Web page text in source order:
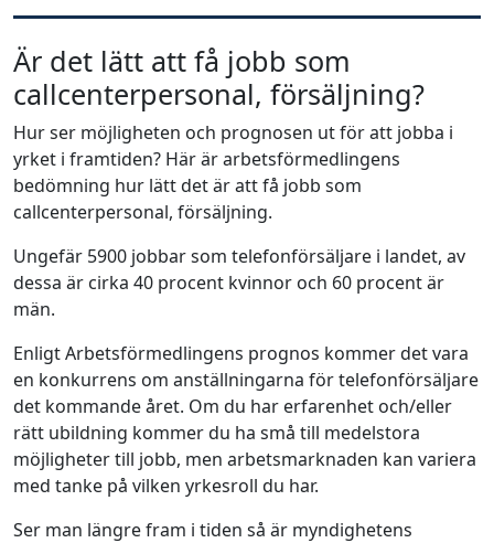
Är det lätt att få jobb som
callcenterpersonal, försäljning?
Hur ser möjligheten och prognosen ut för att jobba i
yrket i framtiden? Här är arbetsförmedlingens
bedömning hur lätt det är att få jobb som
callcenterpersonal, försäljning.
Ungefär 5900 jobbar som telefonförsäljare i landet, av
dessa är cirka 40 procent kvinnor och 60 procent är
män.
Enligt Arbetsförmedlingens prognos kommer det vara
en konkurrens om anställningarna för telefonförsäljare
det kommande året. Om du har erfarenhet och/eller
rätt ubildning kommer du ha små till medelstora
möjligheter till jobb, men arbetsmarknaden kan variera
med tanke på vilken yrkesroll du har.
Ser man längre fram i tiden så är myndighetens